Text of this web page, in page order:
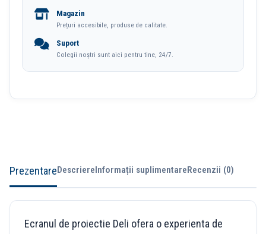
Magazin
Prețuri accesibile, produse de calitate.
Suport
Colegii noștri sunt aici pentru tine, 24/7.
PrezentareDescriereInformații suplimentareRecenzii (0)
Ecranul de proiectie Deli ofera o experienta de